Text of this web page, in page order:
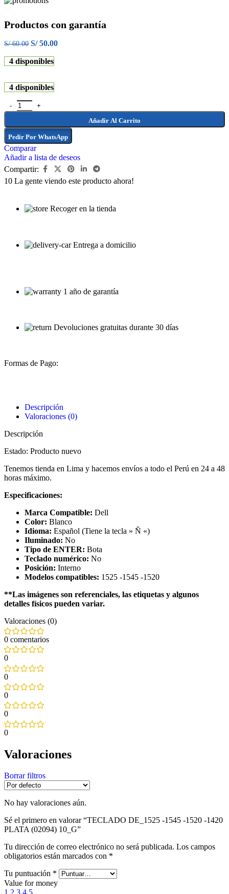
Productos con garantía
S/60.00 S/50.00
4 disponibles
4 disponibles
Añadir Al Carrito
Pedir Por WhatsApp
Comparar
Añadir a lista de deseos
Compartir:
10 La gente viendo este producto ahora!
Recoger en la tienda
Entrega a domicilio
1 año de garantía
Devoluciones gratuitas durante 30 días
Formas de Pago:
Descripción
Valoraciones (0)
Descripción
Estado: Producto nuevo
Tenemos tienda en Lima y hacemos envíos a todo el Perú en 24 a 48
horas máximo.
Especificaciones:
Marca Compatible: Dell
Color: Blanco
Idioma: Español (Tiene la tecla » Ñ «)
Iluminado: No
Tipo de ENTER: Bota
Teclado numérico: No
Posición: Interno
Modelos compatibles: 1525 -1545 -1520
**Las imágenes son referenciales, las etiquetas y algunos
detalles físicos pueden variar.
Valoraciones (0)
0 comentarios
0
0
0
0
0
Valoraciones
Borrar filtros
No hay valoraciones aún.
Sé el primero en valorar “TECLADO DE_1525 -1545 -1520 -1420
PLATA (02094) 10_G”
Tu dirección de correo electrónico no será publicada. Los campos
obligatorios están marcados con *
Tu puntuación *
Value for money